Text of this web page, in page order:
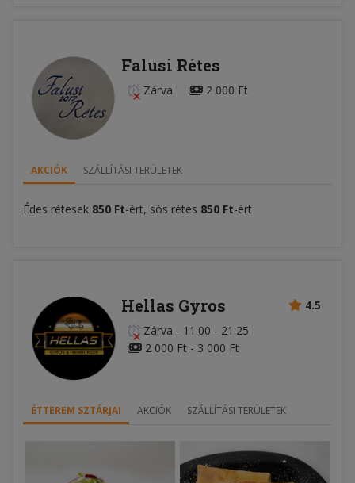
Falusi Rétes
Zárva 2 000 Ft
AKCIÓK SZÁLLÍTÁSI TERÜLETEK
Édes rétesek 850 Ft-ért, sós rétes 850 Ft-ért
4.5
Hellas Gyros
Zárva - 11:00 - 21:25
2 000 Ft - 3 000 Ft
ÉTTEREM SZTÁRJAI AKCIÓK SZÁLLÍTÁSI TERÜLETEK